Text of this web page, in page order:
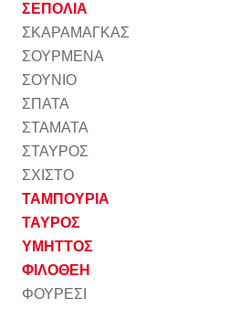
ΣΕΠΟΛΙΑ
ΣΚΑΡΑΜΑΓΚΑΣ
ΣΟΥΡΜΕΝΑ
ΣΟΥΝΙΟ
ΣΠΑΤΑ
ΣΤΑΜΑΤΑ
ΣΤΑΥΡΟΣ
ΣΧΙΣΤΟ
ΤΑΜΠΟΥΡΙΑ
ΤΑΥΡΟΣ
ΥΜΗΤΤΟΣ
ΦΙΛΟΘΕΗ
ΦΟΥΡΕΣΙ